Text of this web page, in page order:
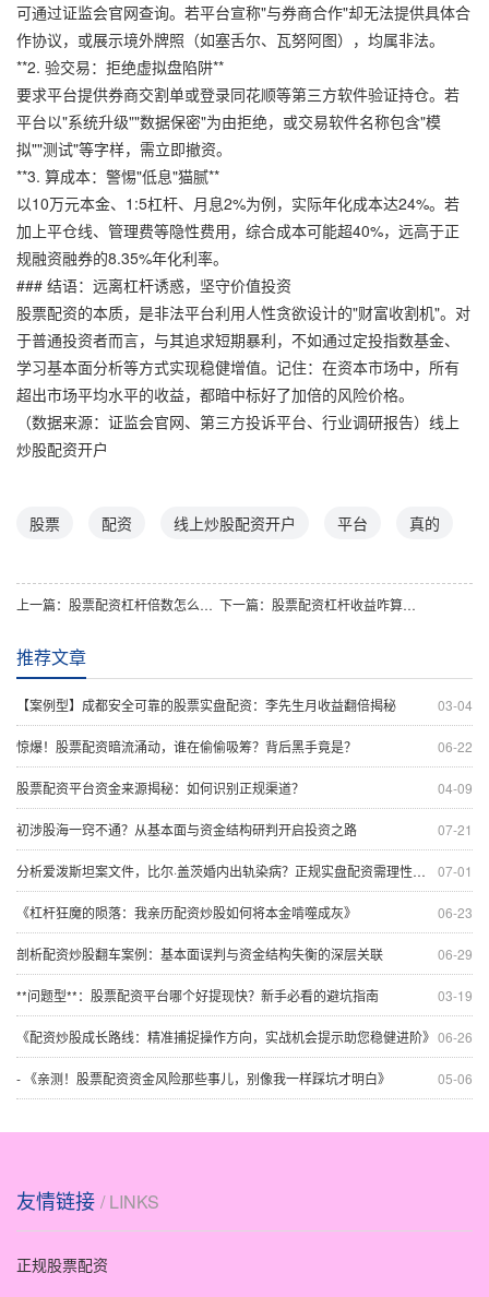
可通过证监会官网查询。若平台宣称"与券商合作"却无法提供具体合
作协议，或展示境外牌照（如塞舌尔、瓦努阿图），均属非法。
**2. 验交易：拒绝虚拟盘陷阱**
要求平台提供券商交割单或登录同花顺等第三方软件验证持仓。若
平台以"系统升级""数据保密"为由拒绝，或交易软件名称包含"模
拟""测试"等字样，需立即撤资。
**3. 算成本：警惕"低息"猫腻**
以10万元本金、1:5杠杆、月息2%为例，实际年化成本达24%。若
加上平仓线、管理费等隐性费用，综合成本可能超40%，远高于正
规融资融券的8.35%年化利率。
### 结语：远离杠杆诱惑，坚守价值投资
股票配资的本质，是非法平台利用人性贪欲设计的"财富收割机"。对
于普通投资者而言，与其追求短期暴利，不如通过定投指数基金、
学习基本面分析等方式实现稳健增值。记住：在资本市场中，所有
超出市场平均水平的收益，都暗中标好了加倍的风险价格。
（数据来源：证监会官网、第三方投诉平台、行业调研报告）线上
炒股配资开户
股票 配资 线上炒股配资开户 平台 真的
上一篇： 股票配资杠杆倍数怎么选？几倍杠杆最适合你的投资策略？ 下一篇： 股票配资杠杆收益咋算？快速掌握收益计算解决方案
推荐文章
03-04
【案例型】成都安全可靠的股票实盘配资：李先生月收益翻倍揭秘
06-22
惊爆！股票配资暗流涌动，谁在偷偷吸筹？背后黑手竟是？
04-09
股票配资平台资金来源揭秘：如何识别正规渠道？
07-21
初涉股海一窍不通？从基本面与资金结构研判开启投资之路
07-01
分析爱泼斯坦案文件，比尔·盖茨婚内出轨染病？正规实盘配资需理性看待
06-23
《杠杆狂魔的陨落：我亲历配资炒股如何将本金啃噬成灰》
06-29
剖析配资炒股翻车案例：基本面误判与资金结构失衡的深层关联
03-19
**问题型**：股票配资平台哪个好提现快？新手必看的避坑指南
06-26
《配资炒股成长路线：精准捕捉操作方向，实战机会提示助您稳健进阶》
05-06
- 《亲测！股票配资资金风险那些事儿，别像我一样踩坑才明白》
友情链接 / LINKS
正规股票配资